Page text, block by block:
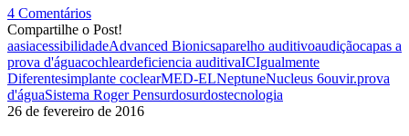
4 Comentários
Compartilhe o Post!
aasiacessibilidadeAdvanced Bionicsaparelho auditivoaudiçãocapas a
prova d'águacochleardeficiencia auditivaICIgualmente
Diferentesimplante coclearMED-ELNeptuneNucleus 6ouvir.prova
d'águaSistema Roger Pensurdosurdostecnologia
26 de fevereiro de 2016